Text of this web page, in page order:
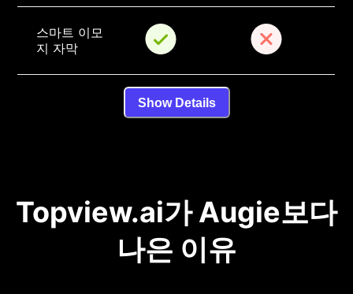
스마트 이모
지 자막
Show Details
Topview.ai가 Augie보다
나은 이유